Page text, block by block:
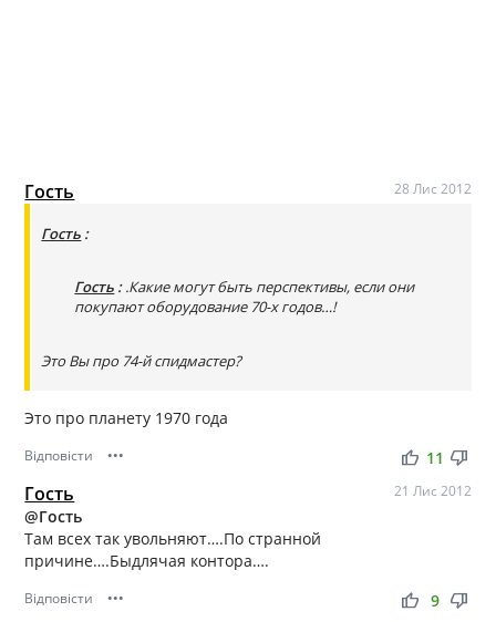
Гость 28 Лис 2012
Гость :
Гость :.Какие могут быть перспективы, если они
покупают оборудование 70-х годов…!
Это Вы про 74-й спидмастер?
Это про планету 1970 года
Відповісти ••• thumb_up thumb_down
11
Гость 21 Лис 2012
@Гость
Там всех так увольняют….По странной
причине….Быдлячая контора….
Відповісти ••• thumb_up thumb_down
9